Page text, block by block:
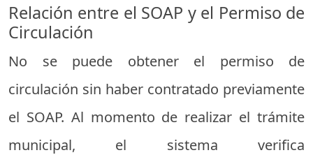
Relación entre el SOAP y el Permiso de
Circulación
No se puede obtener el permiso de
circulación sin haber contratado previamente
el SOAP. Al momento de realizar el trámite
municipal, el sistema verifica